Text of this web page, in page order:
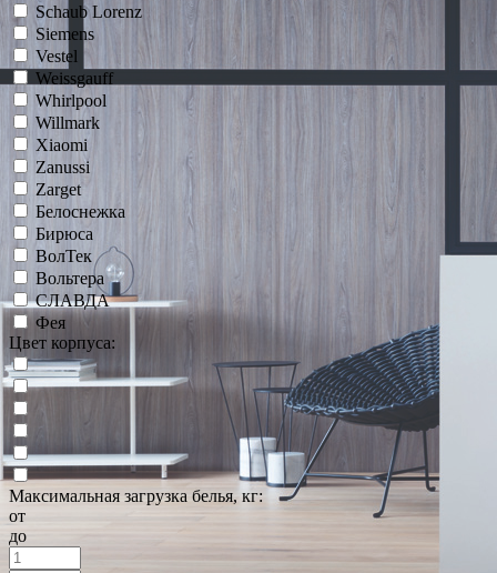
Schaub Lorenz
Siemens
Vestel
Weissgauff
Whirlpool
Willmark
Xiaomi
Zanussi
Zarget
Белоснежка
Бирюса
ВолТек
Вольтера
СЛАВДА
Фея
Цвет корпуса:
Максимальная загрузка белья, кг:
от
до